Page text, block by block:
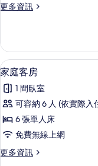
所
相
片
更多資訊
更
四
人
房
的
詳
情
顯
示
家
庭
客
的
10
家庭客房
1 間臥室
可容納 6 人 (依實際入
6 張單人床
免費無線上網
更多資訊
更